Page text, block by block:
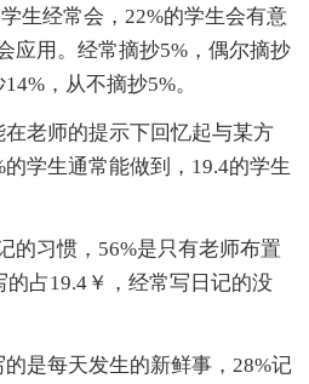
生经常会，22%的学生会有意
应用。经常摘抄5%，偶尔摘抄
，从不摘抄5%。
在老师的提示下回忆起与某方
学生通常能做到，19.4的学生
的习惯，56%是只有老师布置
占19.4￥，经常写日记的没
的是每天发生的新鲜事，28%记